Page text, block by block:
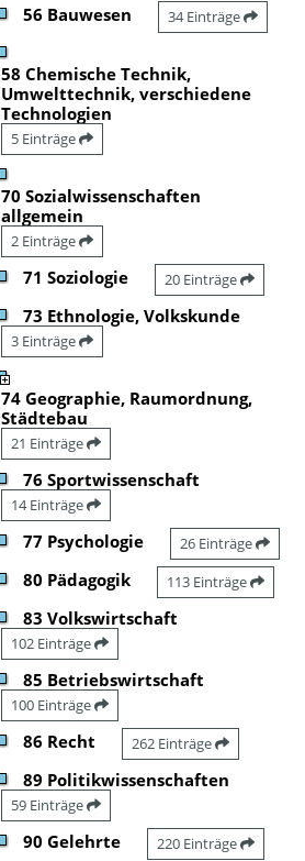
56 Bauwesen 34 Einträge
58 Chemische Technik,
Umwelttechnik, verschiedene
Technologien
5 Einträge
70 Sozialwissenschaften
allgemein
2 Einträge
71 Soziologie 20 Einträge
73 Ethnologie, Volkskunde
3 Einträge
74 Geographie, Raumordnung,
Städtebau
21 Einträge
76 Sportwissenschaft
14 Einträge
77 Psychologie 26 Einträge
80 Pädagogik 113 Einträge
83 Volkswirtschaft
102 Einträge
85 Betriebswirtschaft
100 Einträge
86 Recht 262 Einträge
89 Politikwissenschaften
59 Einträge
90 Gelehrte 220 Einträge